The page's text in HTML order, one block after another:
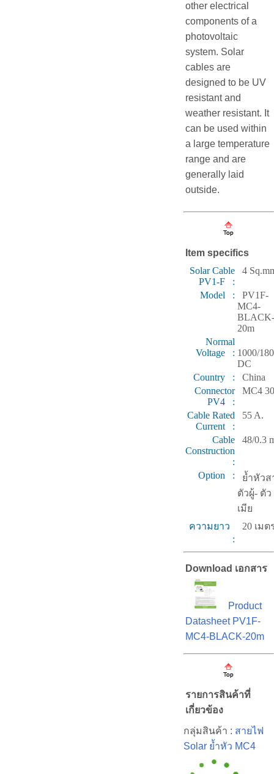
other electrical
components of a
photovoltaic
system. Solar
cables are
designed to be UV
resistant and
weather resistant. It
can be used within
a large temperature
range and are
generally laid
outside.
Item specifics
Solar Cable
PV1-F :
4
Model :
PV1F-
MC4-
BLACK-
20m
Normal
Voltage : 1000/
DC
Country :
China
Connector
PV4 :
MC4
Cable Rated
Current :
55 A.
Cable
Construction
:
48/0.3
Option :
ย้ำหัวส
ตัวผู้- ตัว
เมีย
ความยาว
:
20 เมต
Download เอกสาร
Product
Datasheet PV1F-
MC4-BLACK-20m
รายการสินค้าที่
เกี่ยวข้อง
กลุ่มสินค้า : สายไฟ
Solar ย้ำหัว MC4